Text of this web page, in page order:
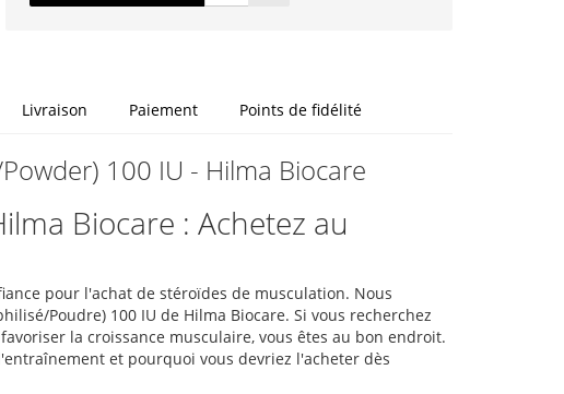
Livraison Paiement Points de fidélité
100 IU - Hilma Biocare
Biocare : Achetez au
pour l'achat de stéroïdes de musculation. Nous
Poudre) 100 IU de Hilma Biocare. Si vous recherchez
la croissance musculaire, vous êtes au bon endroit.
et pourquoi vous devriez l'acheter dès